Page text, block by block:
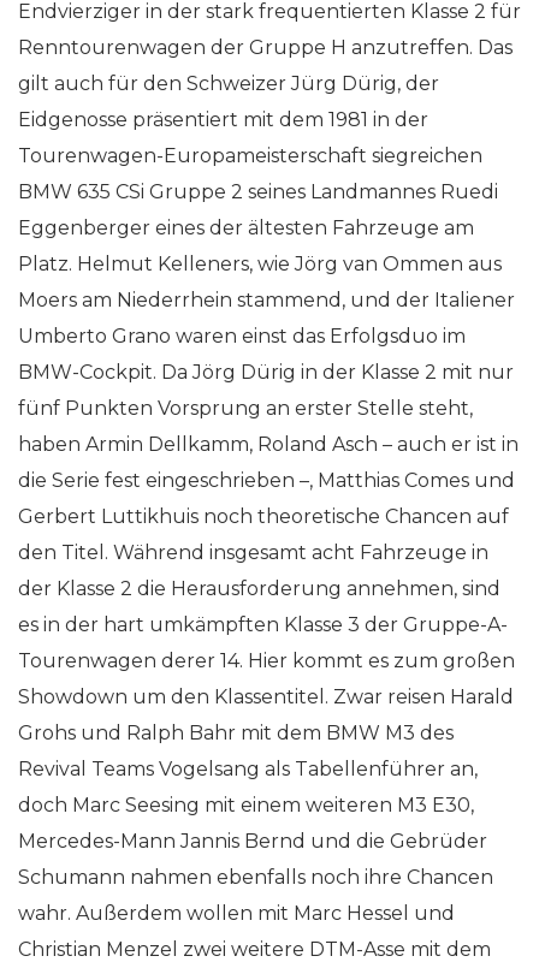
Endvierziger in der stark frequentierten Klasse 2 für
Renntourenwagen der Gruppe H anzutreffen. Das
gilt auch für den Schweizer Jürg Dürig, der
Eidgenosse präsentiert mit dem 1981 in der
Tourenwagen-Europameisterschaft siegreichen
BMW 635 CSi Gruppe 2 seines Landmannes Ruedi
Eggenberger eines der ältesten Fahrzeuge am
Platz. Helmut Kelleners, wie Jörg van Ommen aus
Moers am Niederrhein stammend, und der Italiener
Umberto Grano waren einst das Erfolgsduo im
BMW-Cockpit. Da Jörg Dürig in der Klasse 2 mit nur
fünf Punkten Vorsprung an erster Stelle steht,
haben Armin Dellkamm, Roland Asch – auch er ist in
die Serie fest eingeschrieben –, Matthias Comes und
Gerbert Luttikhuis noch theoretische Chancen auf
den Titel. Während insgesamt acht Fahrzeuge in
der Klasse 2 die Herausforderung annehmen, sind
es in der hart umkämpften Klasse 3 der Gruppe-A-
Tourenwagen derer 14. Hier kommt es zum großen
Showdown um den Klassentitel. Zwar reisen Harald
Grohs und Ralph Bahr mit dem BMW M3 des
Revival Teams Vogelsang als Tabellenführer an,
doch Marc Seesing mit einem weiteren M3 E30,
Mercedes-Mann Jannis Bernd und die Gebrüder
Schumann nahmen ebenfalls noch ihre Chancen
wahr. Außerdem wollen mit Marc Hessel und
Christian Menzel zwei weitere DTM-Asse mit dem